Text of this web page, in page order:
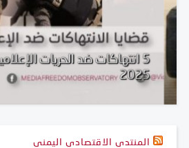
5 انتهاكات ضد الحريات
2025
المنتدي الاقتصادي اليمني